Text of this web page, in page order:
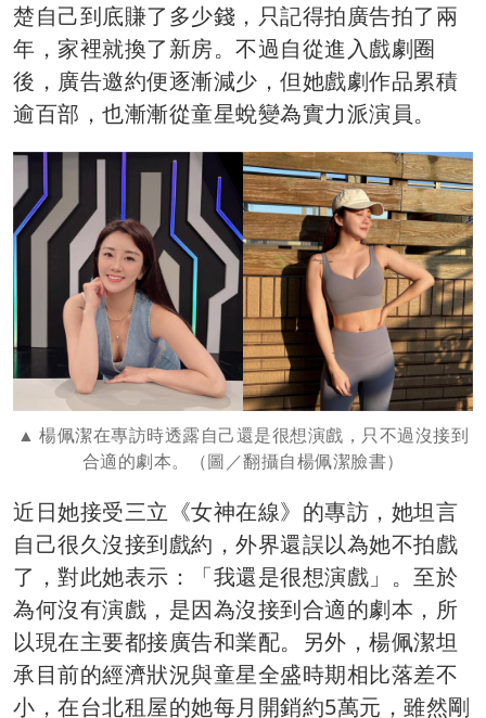
楚自己到底賺了多少錢，只記得拍廣告拍了兩
年，家裡就換了新房。不過自從進入戲劇圈
後，廣告邀約便逐漸減少，但她戲劇作品累積
逾百部，也漸漸從童星蛻變為實力派演員。
楊佩潔在專訪時透露自己還是很想演戲，只不過沒接到
合適的劇本。（圖／翻攝自楊佩潔臉書）
近日她接受三立《女神在線》的專訪，她坦言
自己很久沒接到戲約，外界還誤以為她不拍戲
了，對此她表示：「我還是很想演戲」。至於
為何沒有演戲，是因為沒接到合適的劇本，所
以現在主要都接廣告和業配。另外，楊佩潔坦
承目前的經濟狀況與童星全盛時期相比落差不
小，在台北租屋的她每月開銷約5萬元，雖然剛